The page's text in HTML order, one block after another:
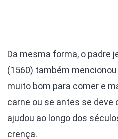
Da mesma forma, o padre
(1560) também mencionou
muito bom para comer e
carne ou se antes se deve
ajudou ao longo dos
crença.